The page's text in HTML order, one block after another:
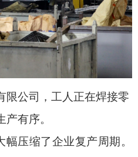
限公司，工人正在焊接零
产有序。
压缩了企业复产周期。